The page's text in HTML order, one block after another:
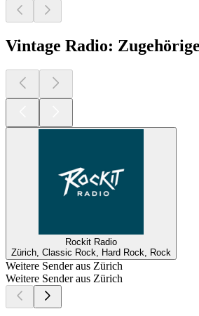
Vintage Radio:
Rockit Radio
Zürich, Classic Rock, Hard Rock, Rock
Weitere Sender aus Zürich
Weitere Sender aus Zürich